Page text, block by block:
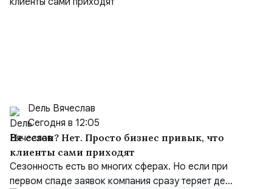
Dель Вячеслав
Сегодня в 12:05
Не сезон? Нет. Просто бизнес привык, что
клиенты сами приходят
Сезонность есть во многих сферах. Но если при
первом спаде заявок компания сразу теряет де...